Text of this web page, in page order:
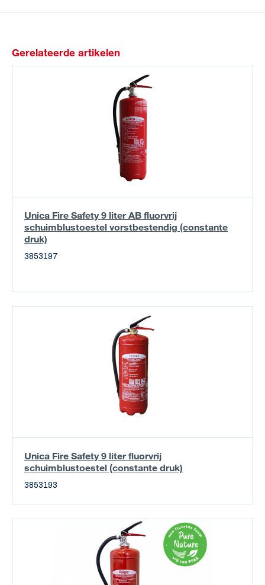
Gerelateerde artikelen
Unica Fire Safety 9 liter AB fluorvrij
schuimblustoestel vorstbestendig (constante
druk)
3853197
Unica Fire Safety 9 liter fluorvrij
schuimblustoestel (constante druk)
3853193